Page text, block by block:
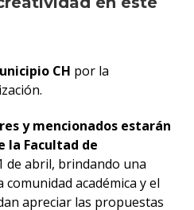
CH por la
y mencionados estarán
la Facultad de
de abril, brindando una
académica y el
apreciar las propuestas